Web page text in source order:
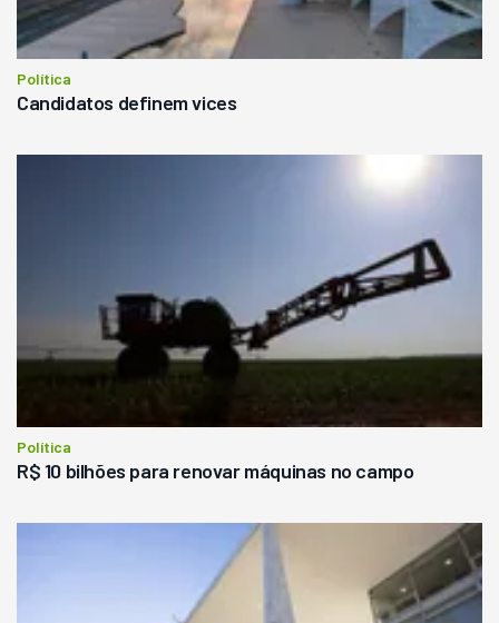
Política
Candidatos definem vices
Política
R$ 10 bilhões para renovar máquinas no campo